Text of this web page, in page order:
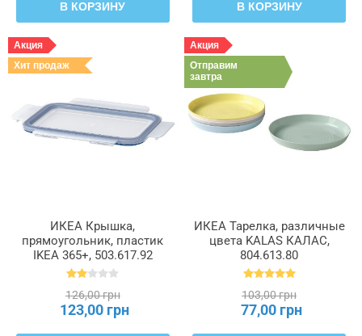
В КОРЗИНУ В КОРЗИНУ
Акция
Хит продаж
ИКЕА Крышка,
прямоугольник, пластик
IKEA 365+, 503.617.92
126,00 грн
123,00 грн
Акция
Отправим
завтра
ИКЕА Тарелка, различные
цвета KALAS КАЛАС,
804.613.80
103,00 грн
77,00 грн